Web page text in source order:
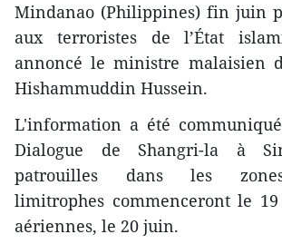
Mindanao (Philippines) fin juin
aux terroristes de l’État
annoncé le ministre malaisien
Hishammuddin Hussein.
L'information a été
Dialogue de Shangri-la à
patrouilles dans les
limitrophes commenceront le
aériennes, le 20 juin.